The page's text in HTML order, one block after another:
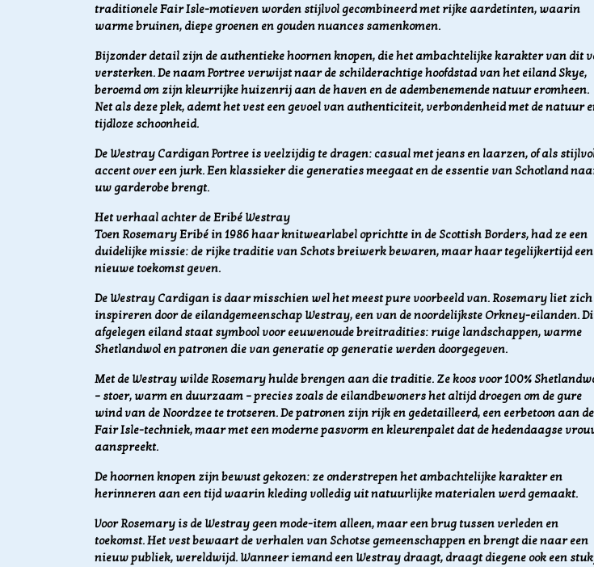
traditionele Fair Isle-motieven worden stijlvol gecombineerd met rijke aardetinten, waarin
warme bruinen, diepe groenen en gouden nuances samenkomen.
Bijzonder detail zijn de authentieke hoornen knopen, die het ambachtelijke karakter van dit
versterken. De naam Portree verwijst naar de schilderachtige hoofdstad van het eiland Skye,
beroemd om zijn kleurrijke huizenrij aan de haven en de adembenemende natuur eromheen.
Net als deze plek, ademt het vest een gevoel van authenticiteit, verbondenheid met de natuur
tijdloze schoonheid.
De Westray Cardigan Portree is veelzijdig te dragen: casual met jeans en laarzen, of als
accent over een jurk. Een klassieker die generaties meegaat en de essentie van Schotland
uw garderobe brengt.
Het verhaal achter de Eribé Westray
Toen Rosemary Eribé in 1986 haar knitwearlabel oprichtte in de Scottish Borders, had ze een
duidelijke missie: de rijke traditie van Schots breiwerk bewaren, maar haar tegelijkertijd een
nieuwe toekomst geven.
De Westray Cardigan is daar misschien wel het meest pure voorbeeld van. Rosemary liet zich
inspireren door de eilandgemeenschap Westray, een van de noordelijkste Orkney-eilanden.
afgelegen eiland staat symbool voor eeuwenoude breitradities: ruige landschappen, warme
Shetlandwol en patronen die van generatie op generatie werden doorgegeven.
Met de Westray wilde Rosemary hulde brengen aan die traditie. Ze koos voor 100%
– stoer, warm en duurzaam – precies zoals de eilandbewoners het altijd droegen om de gure
wind van de Noordzee te trotseren. De patronen zijn rijk en gedetailleerd, een eerbetoon aan de
Fair Isle-techniek, maar met een moderne pasvorm en kleurenpalet dat de hedendaagse
aanspreekt.
De hoornen knopen zijn bewust gekozen: ze onderstrepen het ambachtelijke karakter en
herinneren aan een tijd waarin kleding volledig uit natuurlijke materialen werd gemaakt.
Voor Rosemary is de Westray geen mode-item alleen, maar een brug tussen verleden en
toekomst. Het vest bewaart de verhalen van Schotse gemeenschappen en brengt die naar een
nieuw publiek, wereldwijd. Wanneer iemand een Westray draagt, draagt diegene ook een